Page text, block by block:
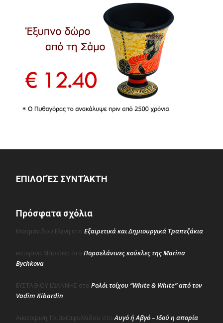
ΕΠΙΛΟΓΈΣ ΣΥΝΤΆΚΤΗ
Πρόσφατα σχόλια
Μασμανιδου Ελενη στο Εξαιρετικά και Δημιουργικά Τραπεζάκια
κατερινα Μαρκακη στο Πορσελάνινες κούκλες της Marina
Bychkova
ΕΥΣΤΑΘΙΟΥ ΙΩΑΝΝΗΣ στο Ρολόι τοίχου “White & White” από τον
Vadim Kibardin
Αικατερινη Τριανταφυλλιδου στοΑυγό ή Αβγό – Ιδού η απορία